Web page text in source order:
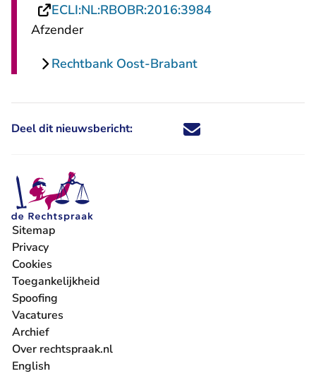
ECLI:NL:RBOBR:2016:3984- U verlaat
Afzender
Rechtbank Oost-Brabant
Deel dit nieuwsbericht: Deel dit nieuwsbericht via X -
Deel dit nieuwsbericht via
Deel dit nieuwsbericht
Deel dit
Sitemap
Privacy
Cookies
Toegankelijkheid
Spoofing
Vacatures
- U verlaat Rechtspraak.nl
Archief
Over rechtspraak.nl
English